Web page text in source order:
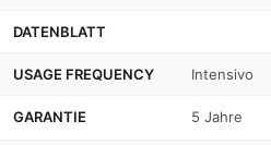
DATENBLATT
USAGE FREQUENCY Intensivo
GARANTIE 5 Jahre